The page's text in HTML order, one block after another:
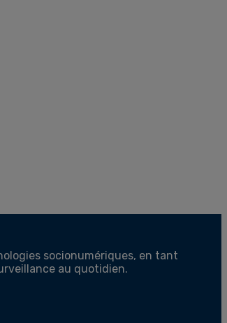
socionumériques, en tant
au quotidien.